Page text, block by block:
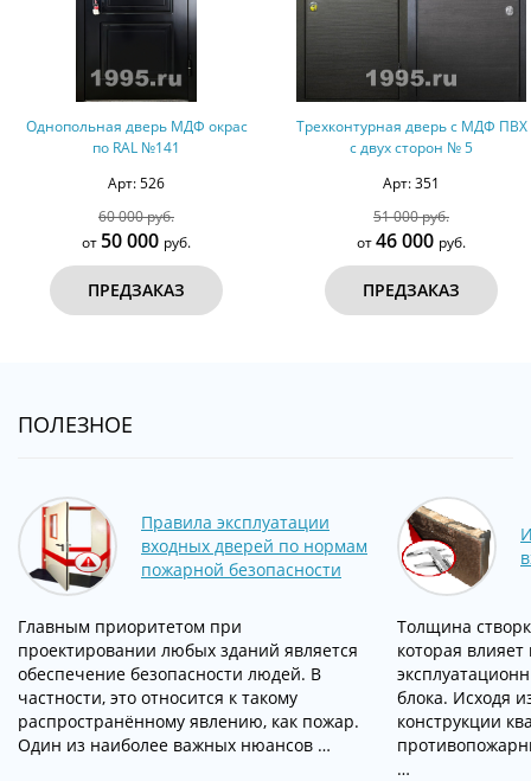
Однопольная дверь МДФ окрас
по RAL №141
Арт: 526
60 000 руб.
от 50 000 руб.
ПРЕДЗАКАЗ
Трехконтурная дверь с МДФ ПВХ
с двух сторон № 5
Арт: 351
51 000 руб.
от46 000 руб.
ПРЕДЗАКАЗ
ПОЛЕЗНОЕ
Правила эксплуатации
входных дверей по нормам
пожарной безопасности
Главным приоритетом при
проектировании любых зданий является
обеспечение безопасности людей. В
частности, это относится к такому
распространённому явлению, как пожар.
Один из наиболее важных нюансов …
Толщина
которая
блока. Исходя
конструкции
…